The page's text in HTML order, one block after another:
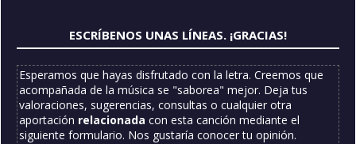
ESCRÍBENOS UNAS LÍNEAS. ¡GRACIAS!
Esperamos que hayas disfrutado con la letra. Creemos que
acompañada de la música se "saborea" mejor. Deja tus
valoraciones, sugerencias, consultas o cualquier otra
aportación relacionada con esta canción mediante el
siguiente formulario. Nos gustaría conocer tu opinión.